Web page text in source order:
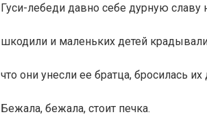
Гуси-лебеди давно себе дурную славу
шкодили и маленьких детей
что они унесли ее братца, бросилась их
Бежала, бежала, стоит печка.